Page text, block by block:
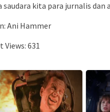
saudara kita para jurnalis
Ani Hammer
Views: 631